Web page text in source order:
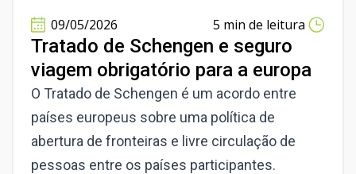
09/05/2026 5 min de leitura
Tratado de Schengen e seguro
viagem obrigatório para a europa
O Tratado de Schengen é um acordo entre
países europeus sobre uma política de
abertura de fronteiras e livre circulação de
pessoas entre os países participantes.